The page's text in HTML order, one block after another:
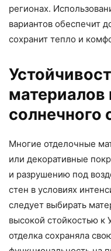
регионах.
вариантов обеспечит
сохранит тепло и
материалов
солнечного
Многие отделочные
или декоративные
и разрушению под
стен в условиях
следует выбирать
высокой стойкостью
отделка сохраняла